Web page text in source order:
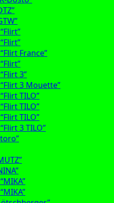
France”
3”
3 Mouette”
TILO”
TILO”
TILO”
3 TILO”